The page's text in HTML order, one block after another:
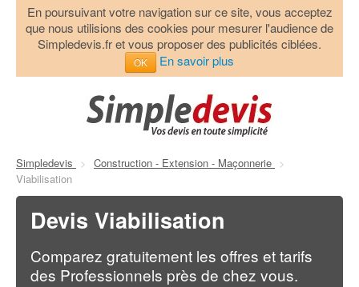
En poursuivant votre navigation sur ce site, vous acceptez
que nous utilisions des cookies pour mesurer l'audience de
Simpledevis.fr et vous proposer des publicités ciblées.
OK En savoir plus
Simpledevis > Construction - Extension - Maçonnerie >
Viabilisation
Devis Viabilisation
Comparez gratuitement les offres et tarifs
des Professionnels près de chez vous.